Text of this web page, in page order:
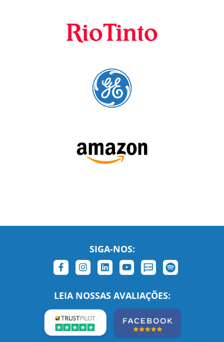
SIGA-NOS:
LEIA NOSSAS AVALIAÇÕES: